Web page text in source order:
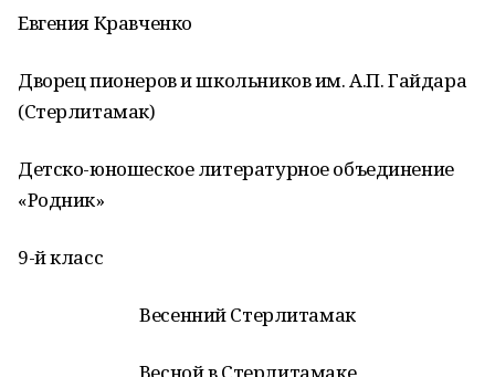
Евгения Кравченко
Дворец пионеров и школьников им. А.П. Гайдара
(Стерлитамак)
Детско-юношеское литературное объединение
«Родник»
9-й класс
Весенний Стерлитамак